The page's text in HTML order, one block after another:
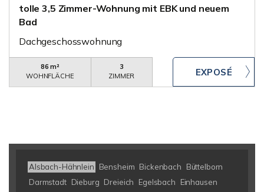
tolle 3,5 Zimmer-Wohnung mit EBK und neuem
Bad
Dachgeschosswohnung
86 m²
WOHNFLÄCHE
3
ZIMMER
Alsbach-Hähnlein Bensheim Bickenbach
Büttelborn
Darmstadt Dieburg Dreieich Egelsbach
Einhausen